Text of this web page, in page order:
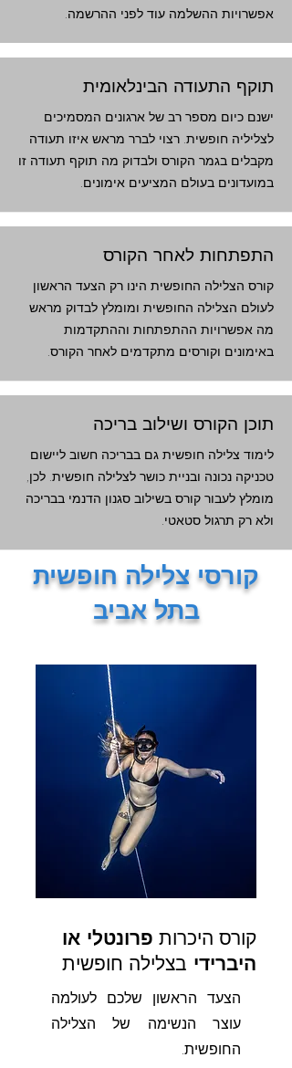
אפשרויות ההשלמה עוד לפני ההרשמה.
תוקף התעודה הבינלאומית
ישנם כיום מספר רב של ארגונים המסמיכים
לצליליה חופשית. רצוי לברר מראש איזו תעודה
מקבלים בגמר הקורס ולבדוק מה תוקף תעודה זו
במועדונים בעולם המציעים אימונים.
התפתחות לאחר הקורס
קורס הצלילה החופשית הינו רק הצעד הראשון
לעולם הצלילה החופשית ומומלץ לבדוק מראש
מה אפשרויות ההתפתחות וההתקדמות
באימונים וקורסים מתקדמים לאחר הקורס.
תוכן הקורס ושילוב בריכה
לימוד צלילה חופשית גם בבריכה חשוב ליישום
טכניקה נכונה ובניית כושר לצלילה חופשית. לכן,
מומלץ לעבור קורס בשילוב סגנון הדנמי בבריכה
ולא רק תרגול סטאטי.
קורסי צלילה חופשית
בתל אביב
קורס היכרות פרונטלי או
היברידי בצלילה חופשית
הצעד הראשון שלכם לעולמה
עוצר הנשימה של הצלילה
החופשית.